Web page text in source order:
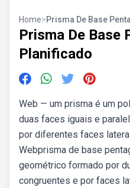
Home>Prisma De Base
Prisma De Base
Planificado
Web — um prisma é um
duas faces iguais e
por diferentes faces
Webprisma de base
geométrico formado por
congruentes e por faces